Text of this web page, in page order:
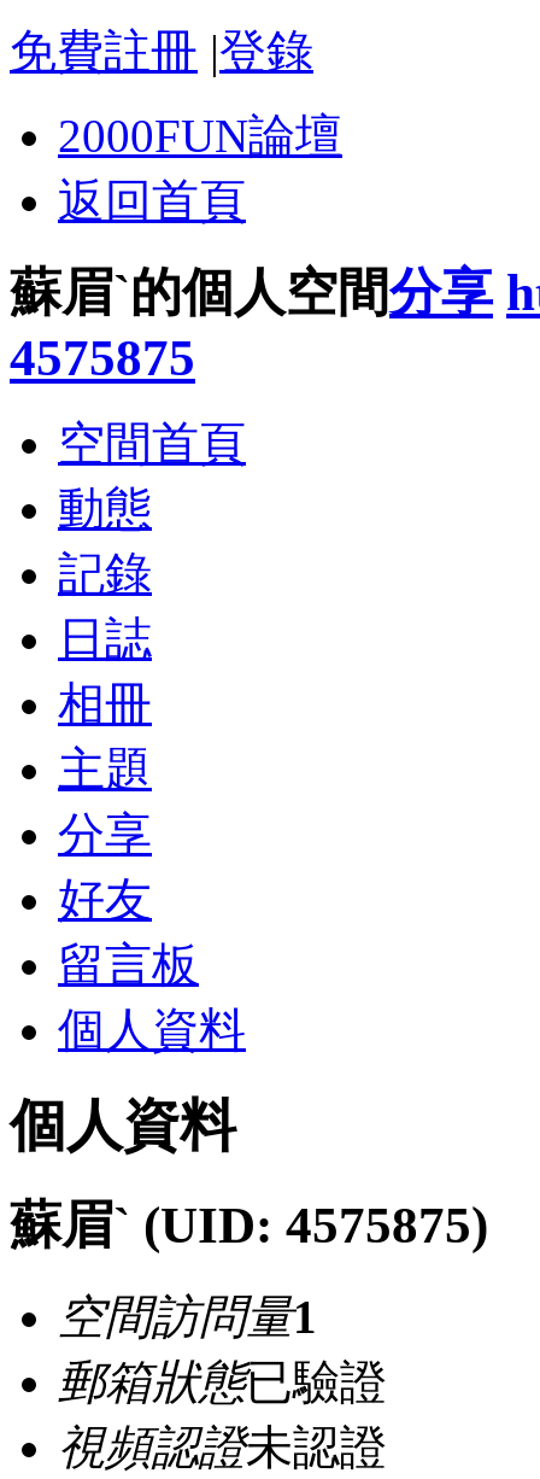
免費註冊 |登錄
2000FUN論壇
返回首頁
蘇眉`的個人空間分享
4575875
空間首頁
動態
記錄
日誌
相冊
主題
分享
好友
留言板
個人資料
個人資料
蘇眉` (UID: 4575875)
空間訪問量1
郵箱狀態已驗證
視頻認證未認證